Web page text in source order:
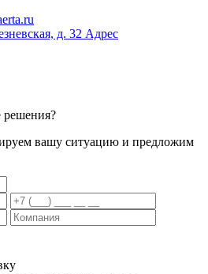
д. 32 Адрес
решения?
вашу ситуацию и предложим